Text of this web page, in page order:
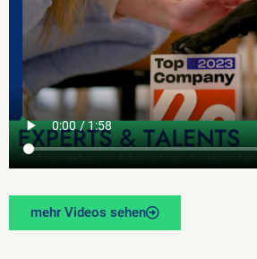
mehr Videos sehen